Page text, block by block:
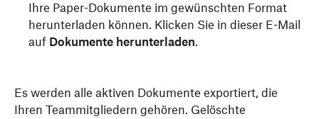
Ihre Paper-Dokumente im gewünschten Format
herunterladen können. Klicken Sie in dieser E-Mail
auf Dokumente herunterladen.
Es werden alle aktiven Dokumente exportiert, die
Ihren Teammitgliedern gehören. Gelöschte